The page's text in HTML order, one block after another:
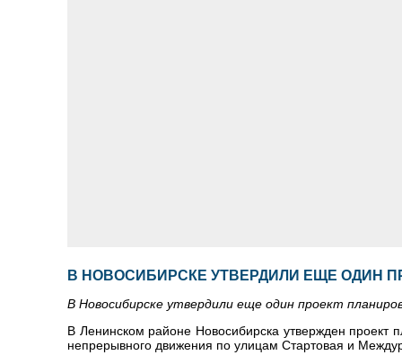
В НОВОСИБИРСКЕ УТВЕРДИЛИ ЕЩЕ ОДИН
В Новосибирске утвердили еще один проект
В Ленинском районе Новосибирска утвержден проект
непрерывного движения по улицам Стартовая и